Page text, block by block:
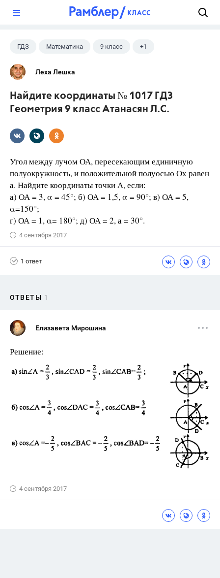
ГДЗ Математика 9 класс +1
Атанасян Л.С.
Леха Лешка
Найдите координаты № 1017 ГДЗ
Геометрия 9 класс Атанасян Л.С.
Угол между лучом ОА, пересекающим единичную
полуокружность, и положительной полуосью Ох равен
а. Найдите координаты точки А, если:
а) ОА = 3, α = 45°; б) ОА = 1,5, α = 90°; в) ОА = 5,
α=150°;
г) ОА = 1, α= 180°; д) ОА = 2, а = 30°.
4 сентября 2017
1 ответ
ОТВЕТЫ 1
Елизавета Мирошина
Решение:
4 сентября 2017